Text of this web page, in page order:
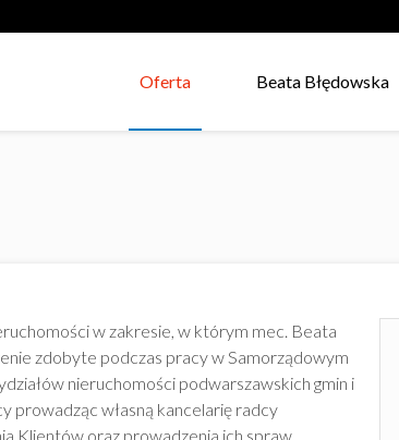
Oferta Beata Błędowska
w zakresie, w którym mec. Beata
zdobyte podczas pracy w Samorządowym
nieruchomości podwarszawskich gmin i
prowadząc własną kancelarię radcy
Klientów oraz prowadzenia ich spraw.